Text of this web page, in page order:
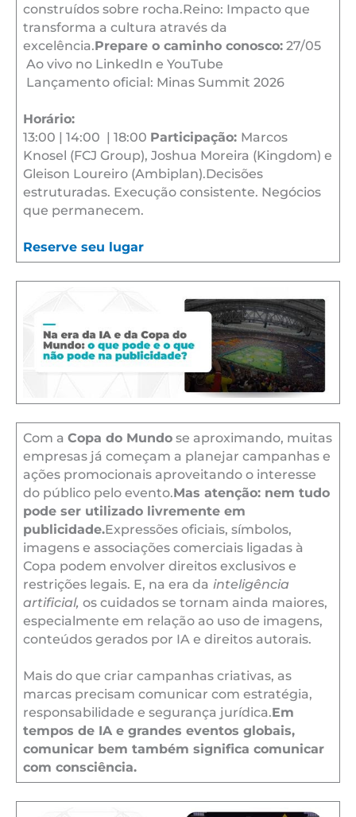
construídos sobre rocha.Reino: Impacto que
transforma a cultura através da
excelência.Prepare o caminho conosco:27/05
Ao vivo no LinkedIn e YouTube
Lançamento oficial: Minas Summit 2026
Horário:
13:00 | 14:00 | 18:00 Participação: Marcos
Knosel (FCJ Group), Joshua Moreira (Kingdom) e
Gleison Loureiro (Ambiplan).Decisões
estruturadas. Execução consistente. Negócios
que permanecem.
Reserve seu lugar
Com a Copa do Mundose aproximando, muitas
empresas já começam a planejar campanhas e
ações promocionais aproveitando o interesse
do público pelo evento.Mas atenção: nem tudo
pode ser utilizado livremente em
publicidade.Expressões oficiais, símbolos,
imagens e associações comerciais ligadas à
Copa podem envolver direitos exclusivos e
restrições legais. E, na era da inteligência
artificial, os cuidados se tornam ainda maiores,
especialmente em relação ao uso de imagens,
conteúdos gerados por IA e direitos autorais.
Mais do que criar campanhas criativas, as
marcas precisam comunicar com estratégia,
responsabilidade e segurança jurídica.Em
tempos de IA e grandes eventos globais,
comunicar bem também significa comunicar
com consciência.